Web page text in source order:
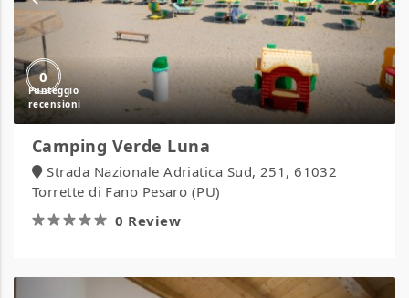
0
Camping Verde Luna
Strada Nazionale Adriatica Sud, 251, 61032
Torrette di Fano Pesaro (PU)
0 Review
Camping